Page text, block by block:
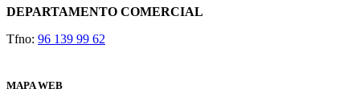
DEPARTAMENTO COMERCIAL
Tfno: 96 139 99 62
MAPA WEB